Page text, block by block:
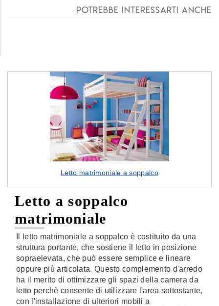
Letto matrimoniale a soppalco
Letto a soppalco
matrimoniale
Il letto matrimoniale a soppalco è costituito da una
struttura portante, che sostiene il letto in posizione
sopraelevata, che può essere semplice e lineare
oppure più articolata. Questo complemento d'arredo
ha il merito di ottimizzare gli spazi della camera da
letto perchè consente di utilizzare l'area sottostante,
con l'installazione di ulteriori mobili a
Potrebbe interessarti anche